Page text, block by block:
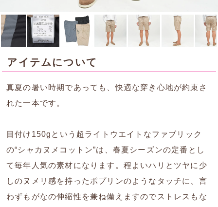
アイテムについて
真夏の暑い時期であっても、快適な穿き心地が約束さ
れた一本です。
目付け150gという超ライトウエイトなファブリック
の“シャカヌメコットン”は、春夏シーズンの定番とし
て毎年人気の素材になります。程よいハリとツヤに少
しのヌメリ感を持ったポプリンのようなタッチに、言
わずもがなの伸縮性を兼ね備えますのでストレスもな